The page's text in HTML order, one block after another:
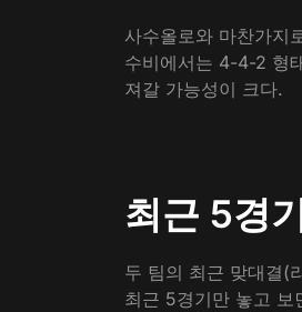
사수올로와 마찬가지
수비에서는 4-4-2 형
져갈 가능성이 크다.​
최근 5경
두 팀의 최근 맞대결(
최근 5경기만 놓고 보